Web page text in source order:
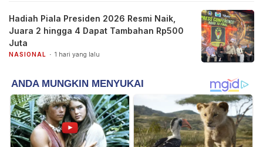
Hadiah Piala Presiden 2026 Resmi Naik,
Juara 2 hingga 4 Dapat Tambahan Rp500
Juta
NASIONAL 1 hari yang lalu